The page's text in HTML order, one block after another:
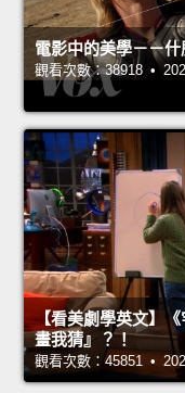
電影中的美學－－
觀看次數：38918 •
【看美劇學英文】
畫我猜』？！
觀看次數：45851 •